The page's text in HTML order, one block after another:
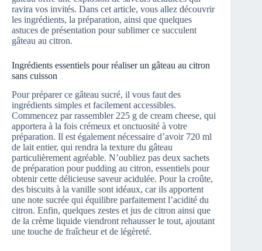
ravira vos invités. Dans cet article, vous allez découvrir
les ingrédients, la préparation, ainsi que quelques
astuces de présentation pour sublimer ce succulent
gâteau au citron.
Ingrédients essentiels pour réaliser un gâteau au citron
sans cuisson
Pour préparer ce gâteau sucré, il vous faut des
ingrédients simples et facilement accessibles.
Commencez par rassembler 225 g de cream cheese, qui
apportera à la fois crémeux et onctuosité à votre
préparation. Il est également nécessaire d’avoir 720 ml
de lait entier, qui rendra la texture du gâteau
particulièrement agréable. N’oubliez pas deux sachets
de préparation pour pudding au citron, essentiels pour
obtenir cette délicieuse saveur acidulée. Pour la croûte,
des biscuits à la vanille sont idéaux, car ils apportent
une note sucrée qui équilibre parfaitement l’acidité du
citron. Enfin, quelques zestes et jus de citron ainsi que
de la crème liquide viendront rehausser le tout, ajoutant
une touche de fraîcheur et de légèreté.